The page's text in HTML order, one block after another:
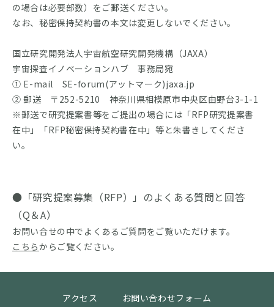
の場合は必要部数）をご郵送ください。
なお、秘密保持契約書の本文は変更しないでください。
国立研究開発法人宇宙航空研究開発機構（JAXA）
宇宙探査イノベーションハブ 事務局宛
① E-mail SE-forum(アットマーク)jaxa.jp
② 郵送 〒252-5210 神奈川県相模原市中央区由野台3-1-1
※郵送で研究提案書等をご提出の場合には「RFP研究提案書
在中」「RFP秘密保持契約書在中」等と朱書きしてくださ
い。
●「研究提案募集（RFP）」のよくある質問と回答
（Q＆A）
お問い合せの中でよくあるご質問をご覧いただけます。
こちらからご覧ください。
アクセス お問い合わせフォーム